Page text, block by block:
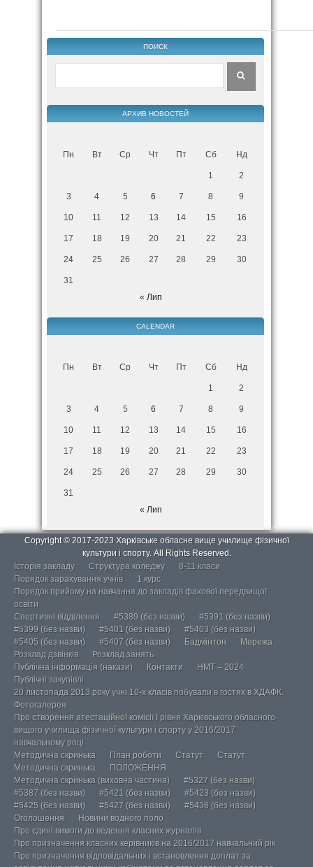
ПОИСК
АРХИВ НОВОСТЕЙ
Пн Вт Ср Чт Пт Сб Нд
1 2
3 4 5 6 7 8 9
10 11 12 13 14 15 16
17 18 19 20 21 22 23
24 25 26 27 28 29 30
31
« Лип
CALENDAR
Пн Вт Ср Чт Пт Сб Нд
1 2
3 4 5 6 7 8 9
10 11 12 13 14 15 16
17 18 19 20 21 22 23
24 25 26 27 28 29 30
31
« Лип
Copyright © 2017-2023 Харківське обласне вище училище фізичної
культури і спорту. All Rights Reserved.
Історія закладу
Структура коледжу
8-11 класи
Порядок зарахування учнів
1 курс
Порядок прийому на навчання до закладів фахової передвищої
освіти
Спортивні відділення
#5389 (без назви)
#5391 (без назви)
#5399 (без назви)
#5401 (без назви)
#5403 (без назви)
#5405 (без назви)
#5407 (без назви) Бадмінтон
Мережа
Розклад дзвінків
Розклад занять
Публічна інформація (накази)
Контакти
НМТ – 2024
Публічні закупівлі
20 листопада 2013 року учні 10-х класів побували в гостях в ХДАФК.
Фотогалерея
Про створення атестаційної комісії І рівня Харківського обласного
вищого училища фізичної культури і спорту у 2016/2017
навчальному році
Методична скринька
План роботи Статут
Статут
Методична скринька
ПОЛОЖЕННЯ
Методична скринька (виховна частина)
#5327 (без назви)
#5387 (без назви)
#5421 (без назви)
#5423 (без назви)
#5425 (без назви)
#5427 (без назви)
#5436 (без назви)
Оголошення
Новини водного поло
Про єдині вимоги до ведення класних журналів
Про призначення класних керівників на 2016/2017 навчальний рік
Про призначення відповідальних і встановлення доплат за